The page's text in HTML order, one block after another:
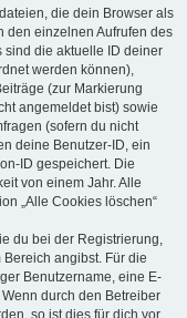
die dein Browser als
den einzelnen Aufrufen des
sind die aktuelle ID deiner
werden können),
(zur Markierung
angemeldet bist) sowie
(sofern du nicht
deine Benutzer-ID, ein
ID gespeichert. Die
von einem Jahr. Alle
„Alle Cookies löschen“
du bei der Registrierung,
angibst. Für die
Benutzername, eine E-
durch den Betreiber
so ist dies für dich vor